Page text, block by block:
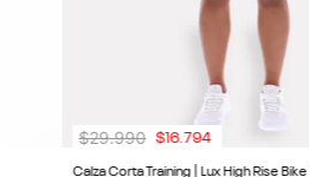
Calza Corta Training | Lux High Rise
$29.990 $16.794